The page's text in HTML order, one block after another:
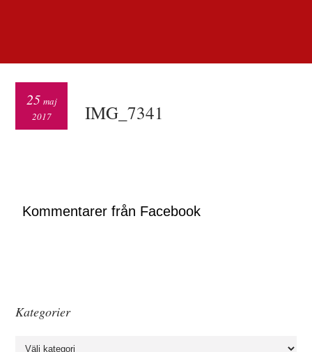
IMG_7341
25 maj
2017
Kommentarer från Facebook
Kategorier